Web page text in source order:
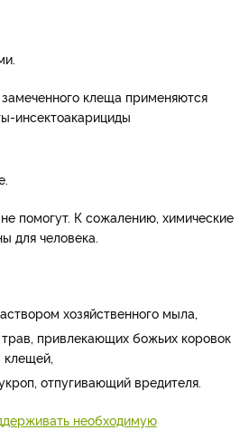
клеща применяются
инсектоакарициды
помогут. К сожалению, химические
для человека.
хозяйственного мыла,
привлекающих божьих коровок
отпугивающий вредителя.
необходимую